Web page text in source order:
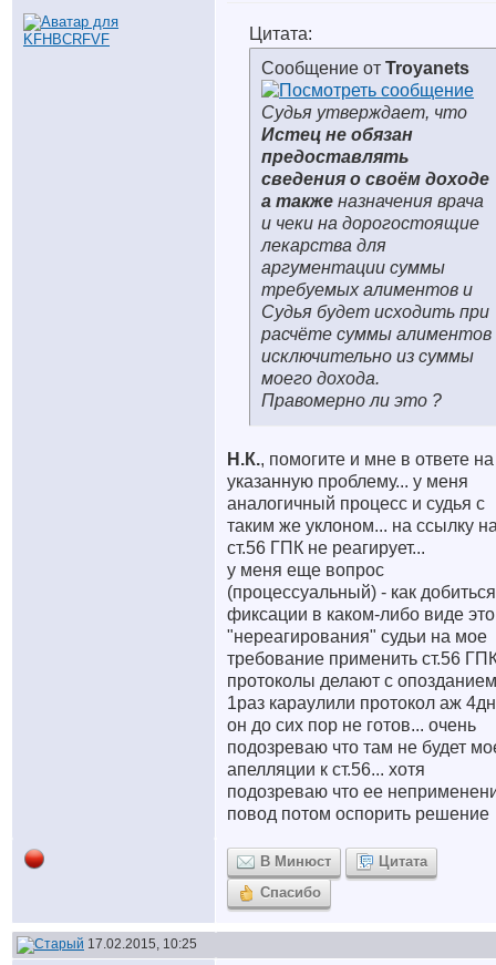
Цитата:
Сообщение от Troyanets
Судья утверждает, что
Истец не обязан
предоставлять
сведения о своём доходе
а также назначения врача
и чеки на дорогостоящие
лекарства для
аргументации суммы
требуемых алиментов и
Судья будет исходить при
расчёте суммы алиментов
исключительно из суммы
моего дохода.
Правомерно ли это ?
Н.К., помогите и мне в ответе на
указанную проблему... у меня
аналогичный процесс и судья с
таким же уклоном... на ссылку
ст.56 ГПК не реагирует...
у меня еще вопрос
(процессуальный) - как добиться
фиксации в каком-либо виде
"нереагирования" судьи на мое
требование применить ст.56
протоколы делают с
1раз караулили протокол аж
он до сих пор не готов... очень
подозреваю что там не будет
апелляции к ст.56... хотя
подозреваю что ее
повод потом оспорить решение
В Минюст
Цитата
Спасибо
17.02.2015, 10:25